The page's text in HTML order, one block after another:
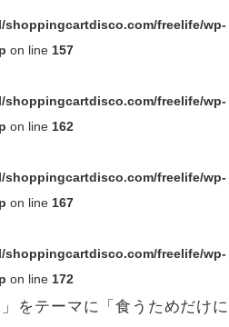
shoppingcartdisco.com/freelife/wp-
on line 157
shoppingcartdisco.com/freelife/wp-
on line 162
shoppingcartdisco.com/freelife/wp-
on line 167
shoppingcartdisco.com/freelife/wp-
on line 172
をテーマに「食うためだけに